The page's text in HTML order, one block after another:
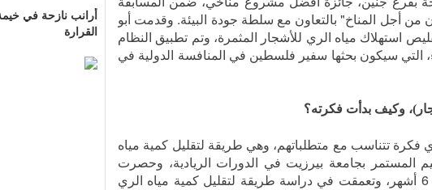
من أجل المناخ" بالتعاون مع سلطة جودة البيئة. وقدمت أبو
استهلاك مياه الري للأشجار المثمرة، وتم تطبيق النظام
التي سيكون بحثها سفير فلسطين في المنافسة الدولية في
وكيف بدأت فكرته؟
فكرة تتناسب مع متطلباتهم، وهي طريقة لتقليل كمية مياه
بجامعة بيرزيت في الدورات الريادية، وحصرت
الأفكار، وطبقنا النموذج الأولي للمنتج ونجح . انطلقت في مشروعي قبل 6 أشهر، وتعمقت في دراسة طريقة لتقليل كمية مياه الري
أرانب نازحة في
القرارة